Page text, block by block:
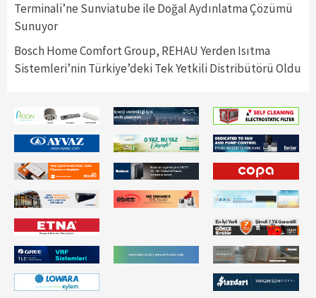
Terminali’ne Sunviatube ile Doğal Aydınlatma Çözümü
Sunuyor
Bosch Home Comfort Group, REHAU Yerden Isıtma
Sistemleri’nin Türkiye’deki Tek Yetkili Distribütörü Oldu